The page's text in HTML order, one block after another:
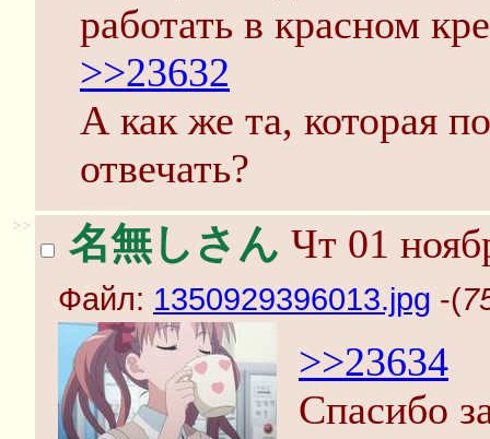
работать в красном
>>23632
А как же та, которая
отвечать?
>> 名無しさん Чт 01
Файл: 1350929396013.jpg -(
>>23634
Cпасибо